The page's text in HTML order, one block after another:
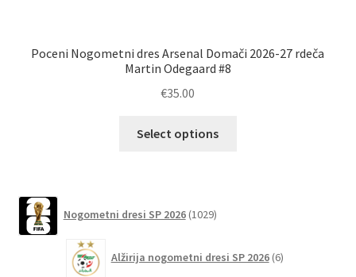
Poceni Nogometni dres Arsenal Domači 2026-27 rdeča
Martin Odegaard #8
€35.00
Select options
izberete
Nogometni dresi SP 2026 1029izdelkov
Alžirija nogometni dresi SP 2026 6izdelkov